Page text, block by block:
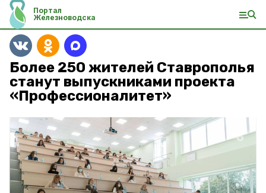
Портал
Железноводска
Более 250 жителей Ставрополья
станут выпускниками проекта
«Профессионалитет»